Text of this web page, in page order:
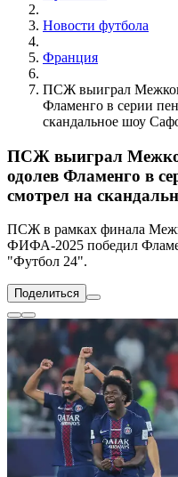
Новости футбола
Франция
ПСЖ выиграл
Фламенго в серии
скандальное шоу
ПСЖ выиграл
одолев Фламенго в
смотрел на
ПСЖ в рамках финала
ФИФА-2025 победил
"Футбол 24".
Поделиться